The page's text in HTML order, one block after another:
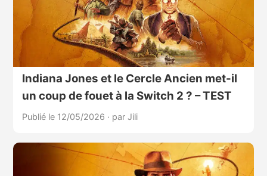
Indiana Jones et le Cercle Ancien met-il
un coup de fouet à la Switch 2 ? – TEST
Publié le 12/05/2026 · par Jili